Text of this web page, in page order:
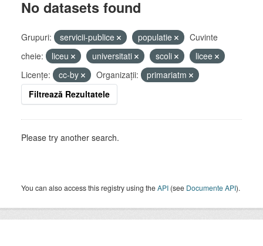
No datasets found
Grupuri: servicii-publice populatie
Cuvinte
cheie:
liceu universitati scoli
licee
Licenţe:
cc-by Organizații:
primariatm
Filtrează Rezultatele
Please try another search.
You can also access this registry using theAPI (see Documente API).